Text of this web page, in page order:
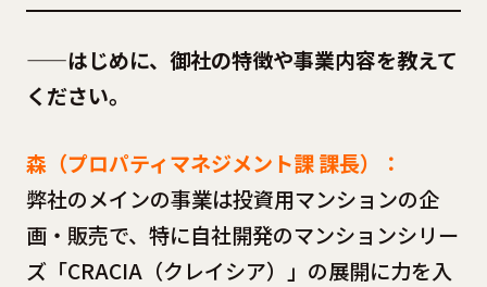
——はじめに、御社の特徴や事業内容を教えて
ください。
森（プロパティマネジメント課 課長）：
弊社のメインの事業は投資用マンションの企
画・販売で、特に自社開発のマンションシリー
ズ「CRACIA（クレイシア）」の展開に力を入